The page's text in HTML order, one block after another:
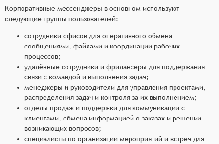
Корпоративные мессенджеры в основном используют
следующие группы пользователей:
сотрудники офисов для оперативного обмена
сообщениями, файлами и координации рабочих
процессов;
удалённые сотрудники и фрилансеры для поддержания
связи с командой и выполнения задач;
менеджеры и руководители для управления проектами,
распределения задач и контроля за их выполнением;
отделы продаж и поддержки для коммуникации с
клиентами, обмена информацией о заказах и решении
возникающих вопросов;
специалисты по организации мероприятий и встреч для